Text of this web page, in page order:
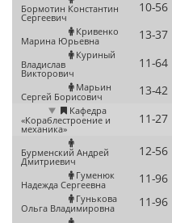
Бормотин Константин
Сергеевич
Кривенко
Марина Юрьевна
Куриный
Владислав
Викторович
Марьин
Сергей Борисович
Кафедра
«Кораблестроение и
механика»
Бурменский Андрей
Дмитриевич
Гуменюк
Надежда Сергеевна
Гунькова
Ольга Владимировна